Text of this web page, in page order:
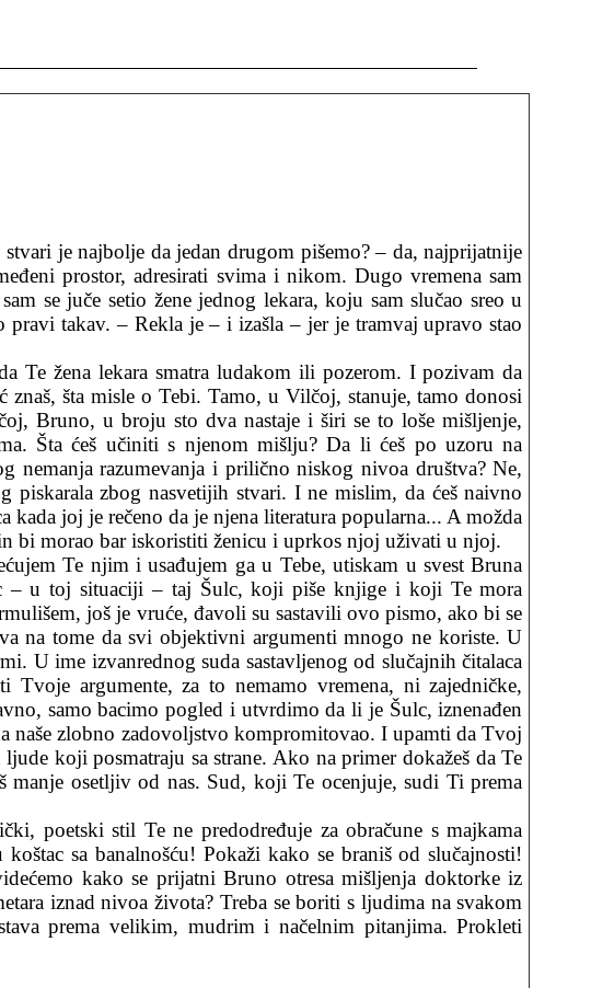
je najbolje da jedan drugom pišemo? – da, najprijatnije
prostor, adresirati svima i nikom. Dugo vremena sam
se juče setio žene jednog lekara, koju sam slučao sreo u
takav. – Rekla je – i izašla – jer je tramvaj upravo stao
Te žena lekara smatra ludakom ili pozerom. I pozivam da
znaš, šta misle o Tebi. Tamo, u Vilčoj, stanuje, tamo donosi
Bruno, u broju sto dva nastaje i širi se to loše mišljenje,
Šta ćeš učiniti s njenom mišlju? Da li ćeš po uzoru na
nemanja razumevanja i prilično niskog nivoa društva? Ne,
piskarala zbog nasvetijih stvari. I ne mislim, da ćeš naivno
joj je rečeno da je njena literatura popularna... A možda
bi morao bar iskoristiti ženicu i uprkos njoj uživati u njoj.
Te njim i usađujem ga u Tebe, utiskam u svest Bruna
– u toj situaciji – taj Šulc, koji piše knjige i koji Te mora
još je vruće, đavoli su sastavili ovo pismo, ako bi se
na tome da svi objektivni argumenti mnogo ne koriste. U
U ime izvanrednog suda sastavljenog od slučajnih čitalaca
argumente, za to nemamo vremena, ni zajedničke,
samo bacimo pogled i utvrdimo da li je Šulc, iznenađen
naše zlobno zadovoljstvo kompromitovao. I upamti da Tvoj
koji posmatraju sa strane. Ako na primer dokažeš da Te
osetljiv od nas. Sud, koji Te ocenjuje, sudi Ti prema
poetski stil Te ne predodređuje za obračune s majkama
sa banalnošću! Pokaži kako se braniš od slučajnosti!
kako se prijatni Bruno otresa mišljenja doktorke iz
iznad nivoa života? Treba se boriti s ljudima na svakom
prema velikim, mudrim i načelnim pitanjima. Prokleti